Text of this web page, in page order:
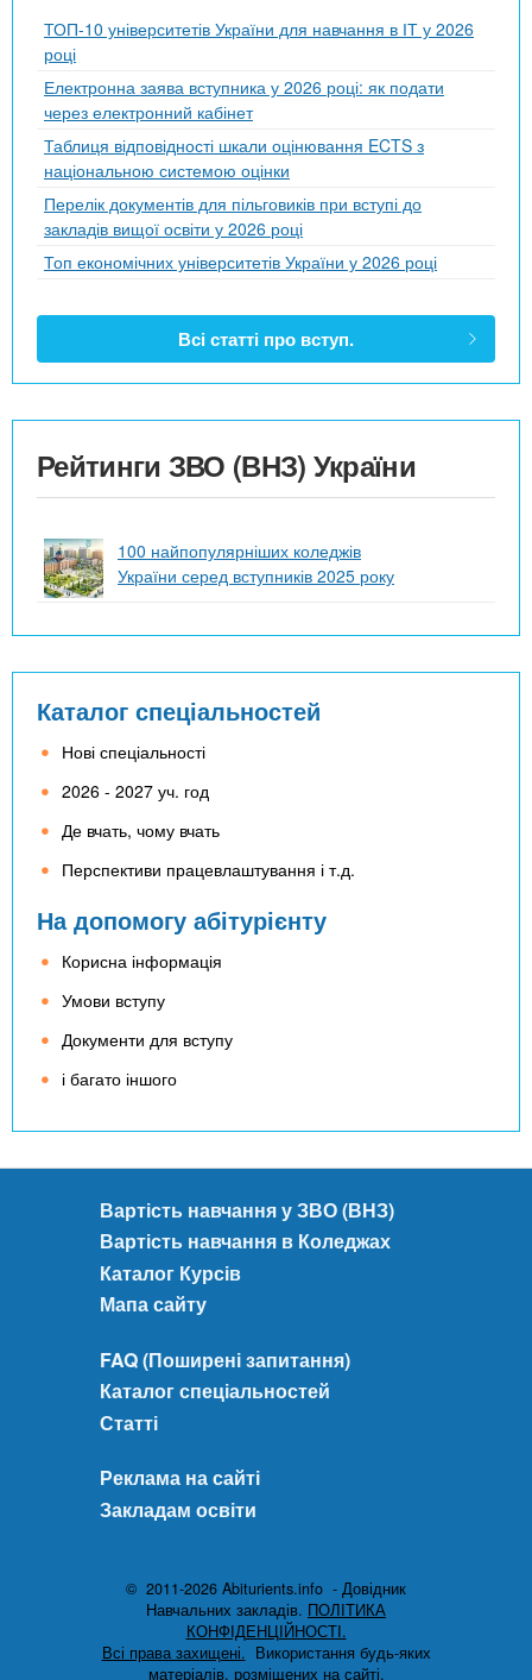
ТОП-10 університетів України для навчання в ІТ у 2026
році
Електронна заява вступника у 2026 році: як подати
через електронний кабінет
Таблиця відповідності шкали оцінювання ECTS з
національною системою оцінки
Перелік документів для пільговиків при вступі до
закладів вищої освіти у 2026 році
Топ економічних університетів України у 2026 році
Всі статті про вступ.
Рейтинги ЗВО (ВНЗ) України
100 найпопулярніших коледжів
України серед вступників 2025 року
Каталог спеціальностей
Нові спеціальності
2026 - 2027 уч. год
Де вчать, чому вчать
Перспективи працевлаштування і т.д.
На допомогу абітурієнту
Корисна інформація
Умови вступу
Документи для вступу
і багато іншого
Вартість навчання у ЗВО (ВНЗ)
Вартість навчання в Коледжах
Каталог Курсів
Мапа сайту
FAQ (Поширені запитання)
Каталог спеціальностей
Статті
Реклама на сайті
Закладам освіти
© 2011-2026 Abiturients.info - Довідник
Навчальних закладів. ПОЛІТИКА
КОНФІДЕНЦІЙНОСТІ.
Всі права захищені. Використання будь-яких
матеріалів, розміщених на сайті,